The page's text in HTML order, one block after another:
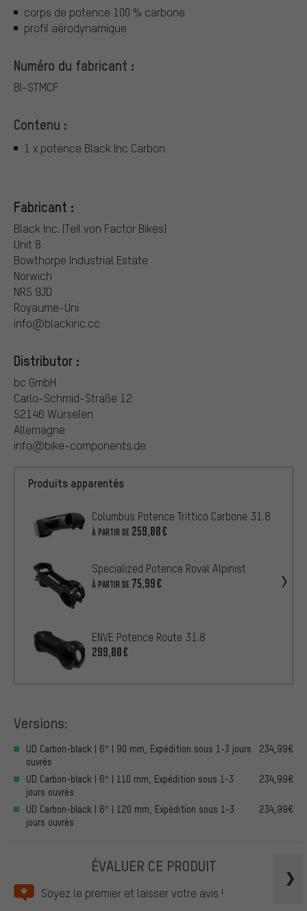
corps de potence 100 % carbone
profil aérodynamique
Numéro du fabricant :
BI-STMCF
Contenu :
1 x potence Black Inc Carbon
Fabricant :
Black Inc. (Teil von Factor Bikes)
Unit 8
Bowthorpe Industrial Estate
Norwich
NR5 9JD
Royaume-Uni
info@blackinc.cc
Distributor :
bc GmbH
Carlo-Schmid-Straße 12
52146 Würselen
Allemagne
info@bike-components.de
Produits apparentés
Columbus Potence Trittico Carbone 31.8
À PARTIR DE 259,00€
Specialized Potence Roval Alpinist
À PARTIR DE 75,99€
ENVE Potence Route 31.8
299,00€
Versions:
UD Carbon-black | 6° | 90 mm, Expédition sous 1-3 jours
ouvrés
234,99€
UD Carbon-black | 6° | 110 mm, Expédition sous 1-3
jours ouvrés
234,99€
UD Carbon-black | 6° | 120 mm, Expédition sous 1-3
jours ouvrés
234,99€
ÉVALUER CE PRODUIT
Soyez le premier et laisser votre avis !